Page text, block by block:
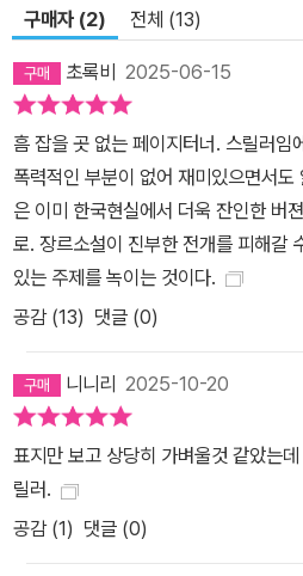
구매자 (2) 전체 (13)
초록비 2025-06-15
흠 잡을 곳 없는 페이지터너. 스릴러임
폭력적인 부분이 없어 재미있으면서
은 이미 한국현실에서 더욱 잔인한 버
로. 장르소설이 진부한 전개를 피해갈
있는 주제를 녹이는 것이다.
공감 (13) 댓글 (0)
니니리 2025-10-20
표지만 보고 상당히 가벼울것 같았는
릴러.
공감 (1) 댓글 (0)